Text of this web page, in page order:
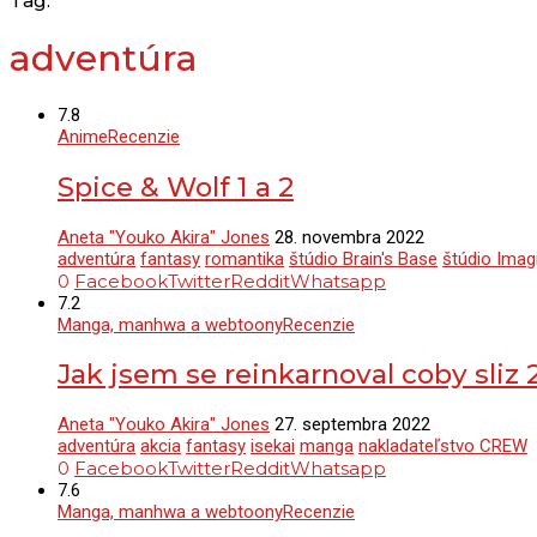
adventúra
7.8
AnimeRecenzie
Spice & Wolf 1 a 2
Aneta "Youko Akira" Jones 28. novembra 2022
adventúra fantasy romantika štúdio Brain's Base štúdio
0 FacebookTwitterRedditWhatsapp
7.2
Manga, manhwa a webtoonyRecenzie
Jak jsem se reinkarnoval coby sliz
Aneta "Youko Akira" Jones 27. septembra 2022
adventúra akcia fantasy isekai manga nakladateľstvo CREW
0 FacebookTwitterRedditWhatsapp
7.6
Manga, manhwa a webtoonyRecenzie